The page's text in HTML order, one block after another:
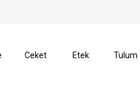
Ceket Etek Tulum